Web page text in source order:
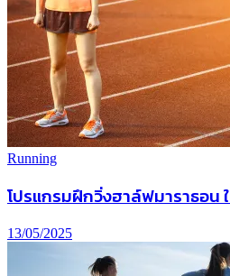
Running
โปรแกรมฝึกวิ่งฮาล์ฟมาราธอน
13/05/2025